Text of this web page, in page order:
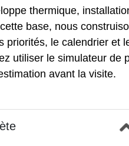
thermique,
base, nous
priorités, le calendrier et
utiliser le simulateur de
avant la visite.